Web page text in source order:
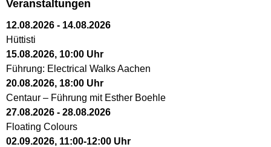
Veranstaltungen
12.08.2026 - 14.08.2026
Hüttisti
15.08.2026, 10:00 Uhr
Führung: Electrical Walks Aachen
20.08.2026, 18:00 Uhr
Centaur – Führung mit Esther Boehle
27.08.2026 - 28.08.2026
Floating Colours
02.09.2026, 11:00-12:00 Uhr